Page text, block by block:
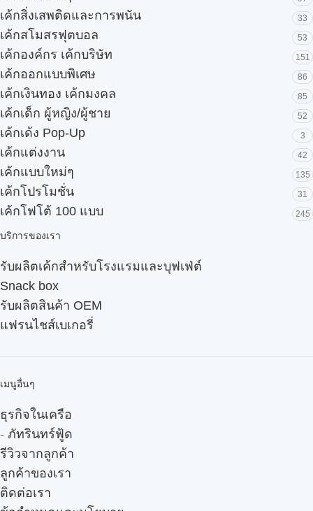
เค้กสิ่งเสพติดและการพนัน 33
เค้กสโมสรฟุตบอล 53
เค้กองค์กร เค้กบริษัท 151
เค้กออกแบบพิเศษ 86
เค้กเงินทอง เค้กมงคล 85
เค้กเด็ก ผู้หญิง/ผู้ชาย 52
เค้กเด้ง Pop-Up 3
เค้กแต่งงาน 42
เค้กแบบใหม่ๆ 135
เค้กโปรโมชั่น 31
เค้กโฟโต้ 100 แบบ 245
บริการของเรา
รับผลิตเค้กสำหรับโรงแรมและบุฟเฟ่ต์
Snack box
รับผลิตสินค้า OEM
แฟรนไชส์เบเกอรี่
เมนูอื่นๆ
ธุรกิจในเครือ
- ภัทรินทร์ฟู้ด
รีวิวจากลูกค้า
ลูกค้าของเรา
ติดต่อเรา